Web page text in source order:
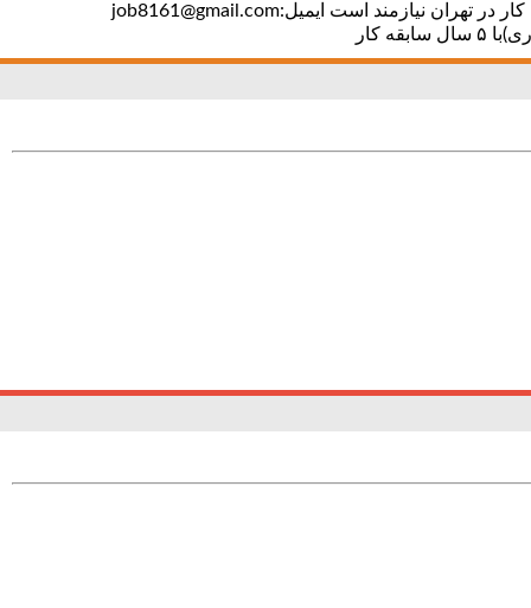
استخدام شرکت معتبر حسابدار در تهران یک شرکت معتبر واقع در شهرک غرب به یک نفر حسابدار آقا (لیسانس حسابداری)با ۵ سال سابقه کار در تهران نیازمند است ایمیل:job8161@gmail.com